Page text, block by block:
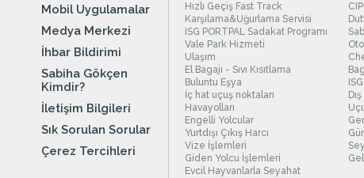
Mobil Uygulamalar
Medya Merkezi
İhbar Bildirimi
Sabiha Gökçen
Kimdir?
İletişim Bilgileri
Sık Sorulan Sorular
Çerez Tercihleri
Hızlı Geçiş Fast Track
Karşılama&Uğurlama Servisi
ISG PORTPAL Sadakat Programı
Vale Park Hizmeti
Ulaşım
El Bagajı - Sıvı Kısıtlama
Buluntu Eşya
İç hat uçuş noktaları
Havayolları
Engelli Yolcular
Yurtdışı Çıkış Harcı
Vize İşlemleri
Giden Yolcu İşlemleri
Evcil Hayvanlarla Seyahat